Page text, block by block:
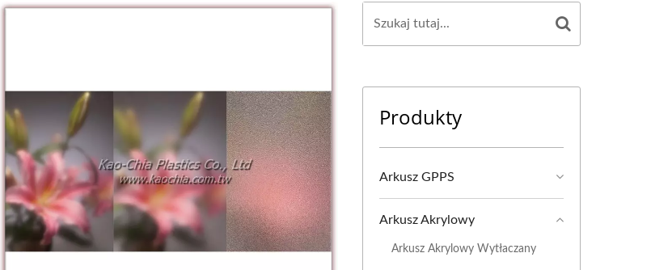
Produkty
Arkusz GPPS
Arkusz Akrylowy
Arkusz Akrylowy Wytłaczany